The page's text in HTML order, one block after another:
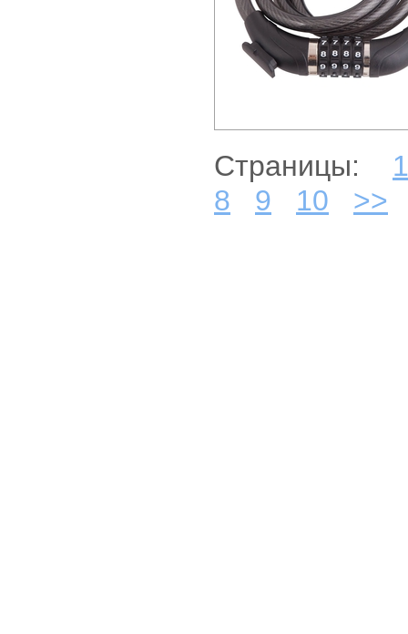
Страницы: 1
8
9 10 >>